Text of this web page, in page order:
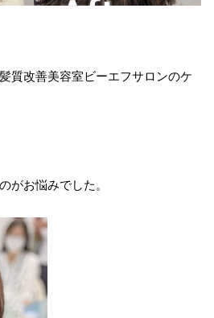
質改善美容室ビーエフサロンのケ
がお悩みでした。